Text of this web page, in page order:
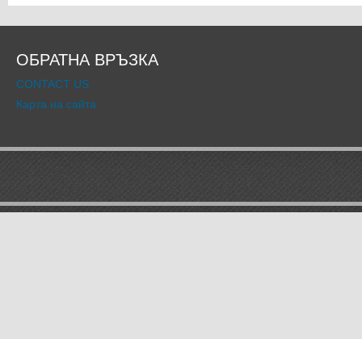
ОБРАТНА ВРЪЗКА
CONTACT US
Карта на сайта